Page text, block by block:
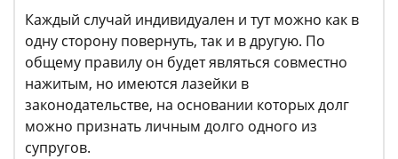
Каждый случай индивидуален и тут можно как в
одну сторону повернуть, так и в другую. По
общему правилу он будет являться совместно
нажитым, но имеются лазейки в
законодательстве, на основании которых долг
можно признать личным долго одного из
супругов.